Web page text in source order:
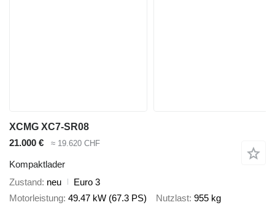
XCMG XC7-SR08
21.000 €
≈ 19.620 CHF
Kompaktlader
Zustand neu
Euro 3
Motorleistung 49.47 kW (67.3 PS) Nutzlast 955 kg